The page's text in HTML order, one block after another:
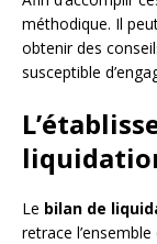
méthodique. Il
obtenir des
susceptible
Le bilan de
retrace